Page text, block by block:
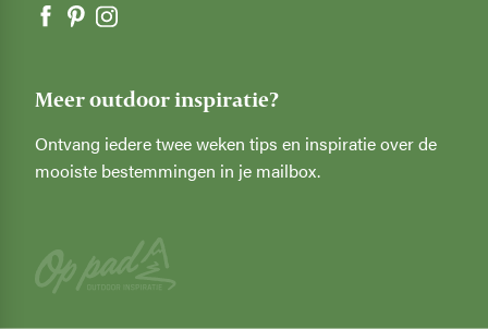
Meer outdoor inspiratie?
Ontvang iedere twee weken tips en inspiratie over de
mooiste bestemmingen in je mailbox.